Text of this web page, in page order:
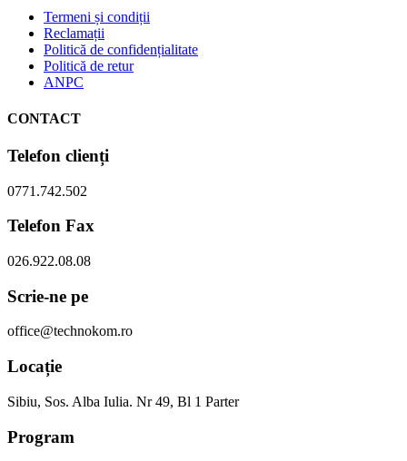
Termeni și condiții
Reclamații
Politică de confidențialitate
Politică de retur
ANPC
CONTACT
Telefon clienți
0771.742.502
Telefon Fax
026.922.08.08
Scrie-ne pe
office@technokom.ro
Locație
Sibiu, Sos. Alba Iulia. Nr 49, Bl 1 Parter
Program